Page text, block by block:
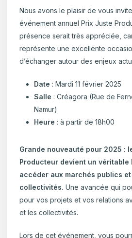
Nous avons le plaisir de vous
événement annuel Prix Juste
présence serait très appréciée,
représente une excellente
d’échanger autour des enjeux
Date : Mardi 11 février 2025
Salle : Créagora (Rue de
Namur)
Heure : à partir de 18h00
Grande nouveauté pour 2025 :
Producteur devient un véritable
accéder aux marchés publics
collectivités. Une avancée qui
pour vos projets et vos relations
et les collectivités.
Lors de cet événement, vous